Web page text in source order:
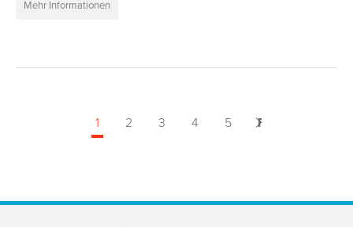
Mehr Informationen
1 2 3 4 5 Folgende